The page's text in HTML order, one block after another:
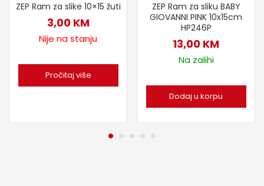
ZEP Ram za slike 10×15 žuti
3,00 KM
Nije na stanju
Pročitaj više
ZEP Ram za sliku BABY
GIOVANNI PINK 10x15cm
HP246P
13,00 KM
Na zalihi
Dodaj u korpu